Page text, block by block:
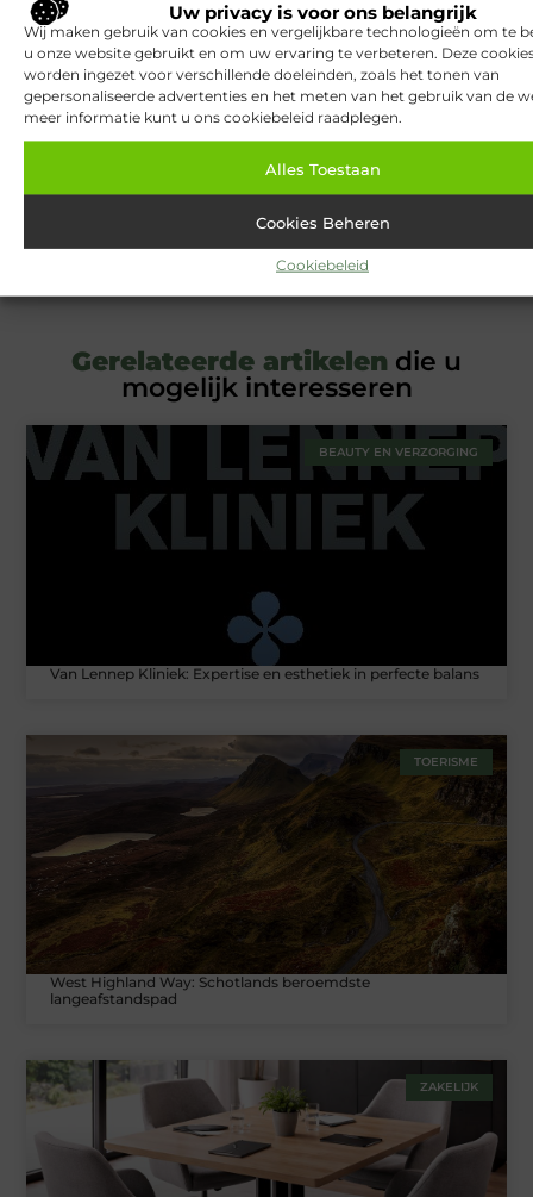
Uw privacy is voor ons belangrijk
Wij maken gebruik van cookies en vergelijkbare technologieën om te
u onze website gebruikt en om uw ervaring te verbeteren. Deze
worden ingezet voor verschillende doeleinden, zoals het tonen van
gepersonaliseerde advertenties en het meten van het gebruik van de
meer informatie kunt u ons cookiebeleid raadplegen.
Alles Toestaan
Cookies Beheren
Cookiebeleid
Sbsinvestments.nl is dé plek voor algemene blogs over
diverse onderwerpen. Of je nu op zoek bent naar
inspiratie, je kennis wilt delen of een samenwerking
wilt starten, bij ons ben je op de juiste plaats. Heb je
interesse om zelf te bloggen? Neem dan contact met
ons op en sluit je aan bij onze community.
Over ons Ons team
Gerelateerde artikelen die u
mogelijk interesseren
BEAUTY EN VERZORGING
Van Lennep Kliniek: Expertise en esthetiek in perfecte balans
TOERISME
West Highland Way: Schotlands beroemdste
langeafstandspad
ZAKELIJK